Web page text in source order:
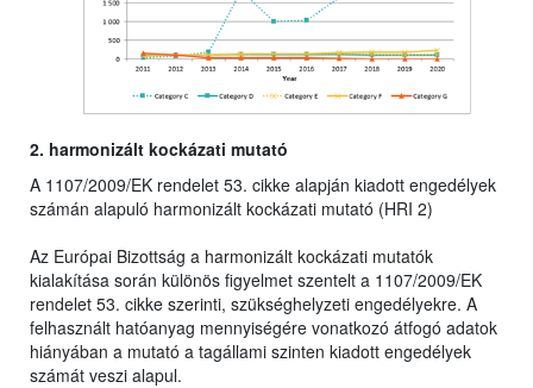
2. harmonizált kockázati mutató
A 1107/2009/EK rendelet 53. cikke alapján kiadott engedélyek
számán alapuló harmonizált kockázati mutató (HRI 2)
Az Európai Bizottság a harmonizált kockázati mutatók
kialakítása során különös figyelmet szentelt a 1107/2009/EK
rendelet 53. cikke szerinti, szükséghelyzeti engedélyekre. A
felhasznált hatóanyag mennyiségére vonatkozó átfogó adatok
hiányában a mutató a tagállami szinten kiadott engedélyek
számát veszi alapul.